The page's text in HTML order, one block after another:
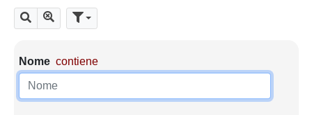
Cerca Mostra tutti i risultati
Parametri di ricerca
Nome contiene